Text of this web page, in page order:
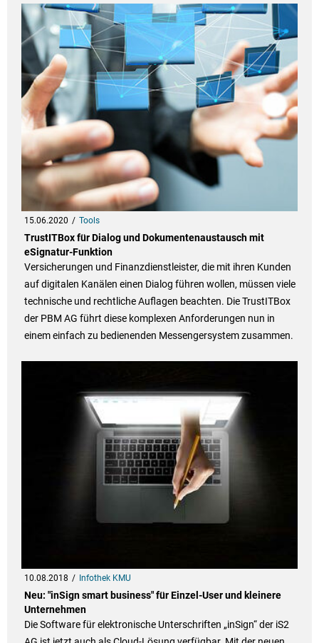
15.06.2020 Tools
TrustITBox für Dialog und Dokumentenaustausch mit
eSignatur-Funktion
Versicherungen und Finanzdienstleister, die mit ihren Kunden
auf digitalen Kanälen einen Dialog führen wollen, müssen viele
technische und rechtliche Auflagen beachten. Die TrustITBox
der PBM AG führt diese komplexen Anforderungen nun in
einem einfach zu bedienenden Messengersystem zusammen.
10.08.2018 Infothek KMU
Neu: "inSign smart business" für Einzel-User und kleinere
Unternehmen
Die Software für elektronische Unterschriften „inSign“ der iS2